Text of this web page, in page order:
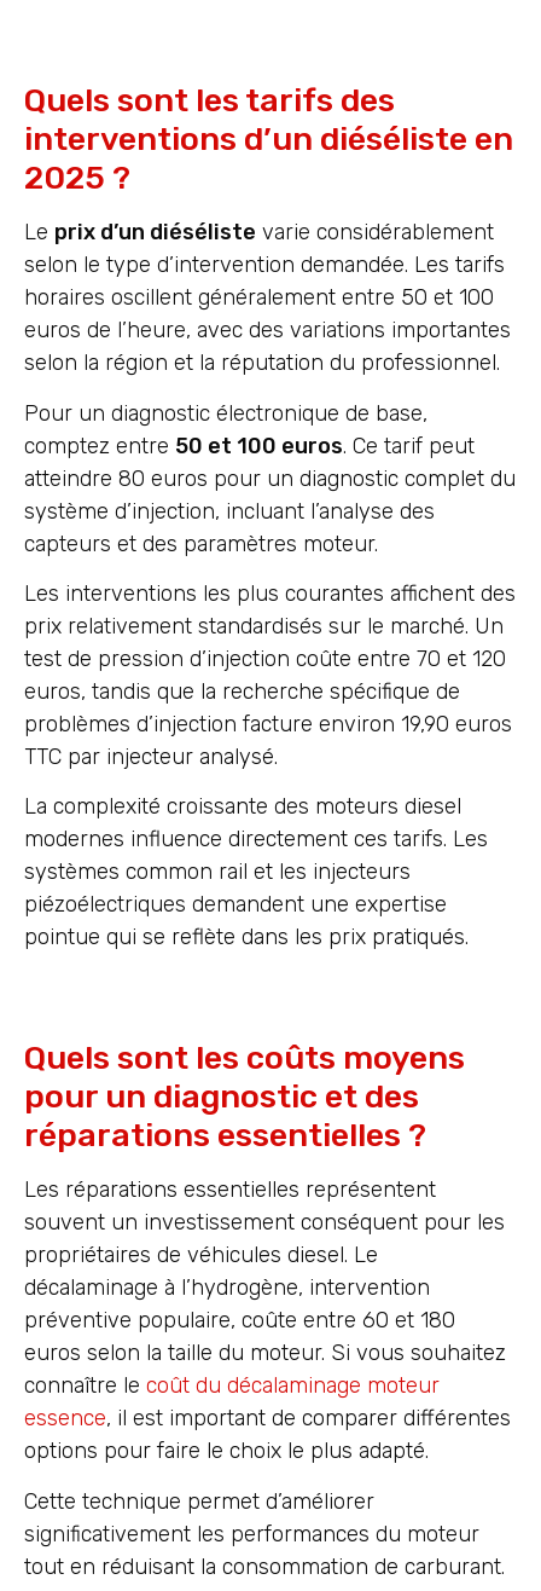
Quels sont les tarifs des
interventions d’un diéséliste en
2025 ?
Le prix d’un diéséliste varie considérablement
selon le type d’intervention demandée. Les tarifs
horaires oscillent généralement entre 50 et 100
euros de l’heure, avec des variations importantes
selon la région et la réputation du professionnel.
Pour un diagnostic électronique de base,
comptez entre 50 et 100 euros. Ce tarif peut
atteindre 80 euros pour un diagnostic complet du
système d’injection, incluant l’analyse des
capteurs et des paramètres moteur.
Les interventions les plus courantes affichent des
prix relativement standardisés sur le marché. Un
test de pression d’injection coûte entre 70 et 120
euros, tandis que la recherche spécifique de
problèmes d’injection facture environ 19,90 euros
TTC par injecteur analysé.
La complexité croissante des moteurs diesel
modernes influence directement ces tarifs. Les
systèmes common rail et les injecteurs
piézoélectriques demandent une expertise
pointue qui se reflète dans les prix pratiqués.
Quels sont les coûts moyens
pour un diagnostic et des
réparations essentielles ?
Les réparations essentielles représentent
souvent un investissement conséquent pour les
propriétaires de véhicules diesel. Le
décalaminage à l’hydrogène, intervention
préventive populaire, coûte entre 60 et 180
euros selon la taille du moteur. Si vous souhaitez
connaître le coût du décalaminage moteur
essence, il est important de comparer différentes
options pour faire le choix le plus adapté.
Cette technique permet d’améliorer
significativement les performances du moteur
tout en réduisant la consommation de carburant.